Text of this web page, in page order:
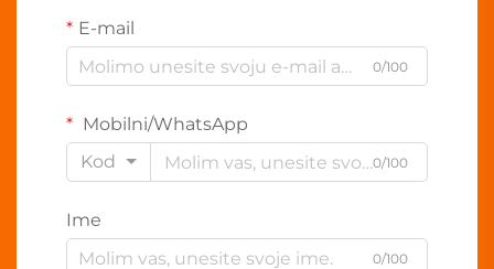
E-mail
0/100
Mobilni/WhatsApp
Kod
0/100
Ime
0/100